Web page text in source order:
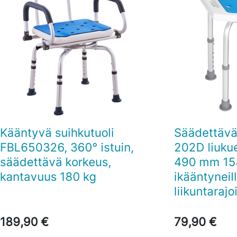
 Pikakatselu
Kääntyvä suihkutuoli
FBL650326, 360° istuin,
säädettävä korkeus,
kantavuus 180 kg
189,90 €

202D
490 mm
79,90 €